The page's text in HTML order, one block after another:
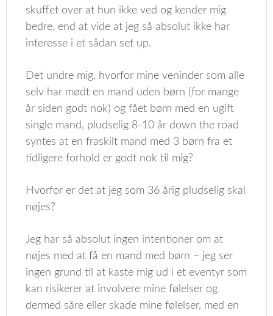
skuffet over at hun ikke ved og kender mig
bedre, end at vide at jeg så absolut ikke har
interesse i et sådan set up.
Det undre mig, hvorfor mine veninder som alle
selv har mødt en mand uden børn (for mange
år siden godt nok) og fået børn med en ugift
single mand, pludselig 8-10 år down the road
syntes at en fraskilt mand med 3 børn fra et
tidligere forhold er godt nok til mig?
Hvorfor er det at jeg som 36 årig pludselig skal
nøjes?
Jeg har så absolut ingen intentioner om at
nøjes med at få en mand med børn – jeg ser
ingen grund til at kaste mig ud i et eventyr som
kan risikerer at involvere mine følelser og
dermed såre eller skade mine følelser, med en